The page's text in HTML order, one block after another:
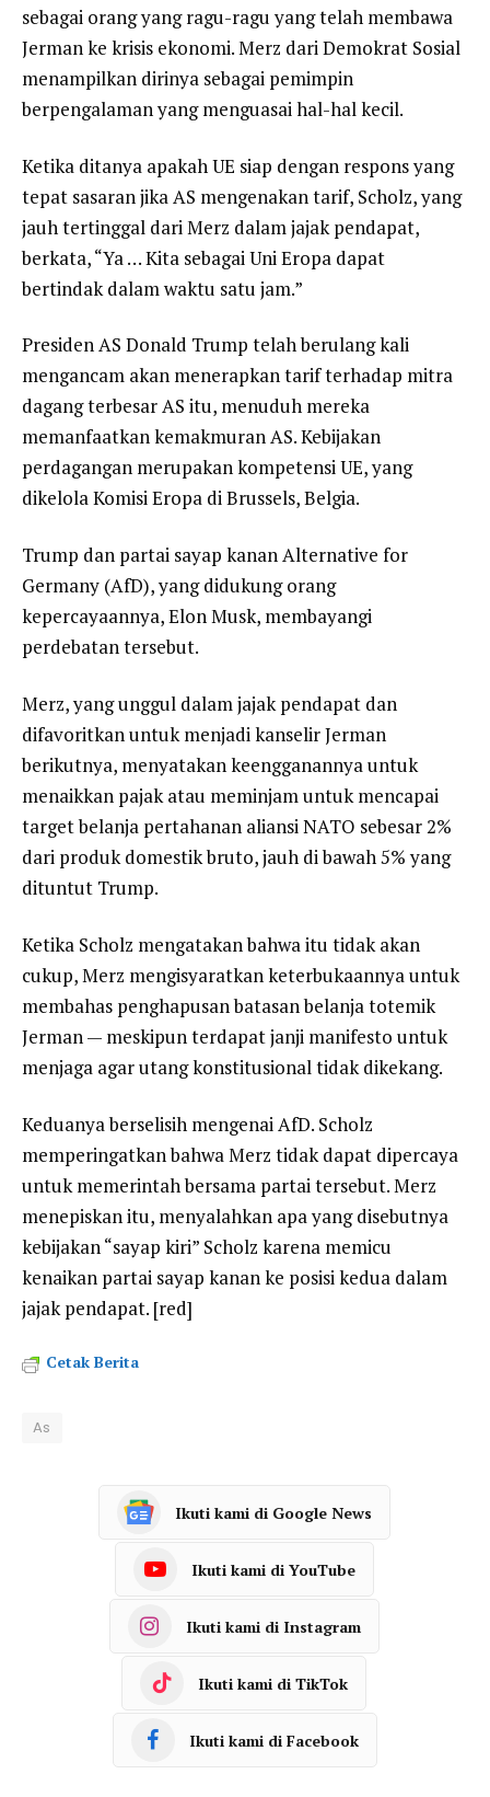
sebagai orang yang ragu-ragu yang telah membawa
Jerman ke krisis ekonomi. Merz dari Demokrat Sosial
menampilkan dirinya sebagai pemimpin
berpengalaman yang menguasai hal-hal kecil.
Ketika ditanya apakah UE siap dengan respons yang
tepat sasaran jika AS mengenakan tarif, Scholz, yang
jauh tertinggal dari Merz dalam jajak pendapat,
berkata, “Ya … Kita sebagai Uni Eropa dapat
bertindak dalam waktu satu jam.”
Presiden AS Donald Trump telah berulang kali
mengancam akan menerapkan tarif terhadap mitra
dagang terbesar AS itu, menuduh mereka
memanfaatkan kemakmuran AS. Kebijakan
perdagangan merupakan kompetensi UE, yang
dikelola Komisi Eropa di Brussels, Belgia.
Trump dan partai sayap kanan Alternative for
Germany (AfD), yang didukung orang
kepercayaannya, Elon Musk, membayangi
perdebatan tersebut.
Merz, yang unggul dalam jajak pendapat dan
difavoritkan untuk menjadi kanselir Jerman
berikutnya, menyatakan keengganannya untuk
menaikkan pajak atau meminjam untuk mencapai
target belanja pertahanan aliansi NATO sebesar 2%
dari produk domestik bruto, jauh di bawah 5% yang
dituntut Trump.
Ketika Scholz mengatakan bahwa itu tidak akan
cukup, Merz mengisyaratkan keterbukaannya untuk
membahas penghapusan batasan belanja totemik
Jerman — meskipun terdapat janji manifesto untuk
menjaga agar utang konstitusional tidak dikekang.
Keduanya berselisih mengenai AfD. Scholz
memperingatkan bahwa Merz tidak dapat dipercaya
untuk memerintah bersama partai tersebut. Merz
menepiskan itu, menyalahkan apa yang disebutnya
kebijakan “sayap kiri” Scholz karena memicu
kenaikan partai sayap kanan ke posisi kedua dalam
jajak pendapat. [red]
Cetak Berita
As
Ikuti kami di Google News
Ikuti kami di YouTube
Ikuti kami di Instagram
Ikuti kami di TikTok
Ikuti kami di Facebook